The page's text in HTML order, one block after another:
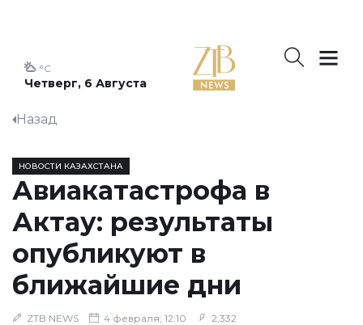
Четверг, 6 Августа
°C
Назад
НОВОСТИ КАЗАХСТАНА
Авиакатастрофа в
Актау: результаты
опубликуют в
ближайшие дни
ZTB NEWS 4 февраля, 12:10 2,332